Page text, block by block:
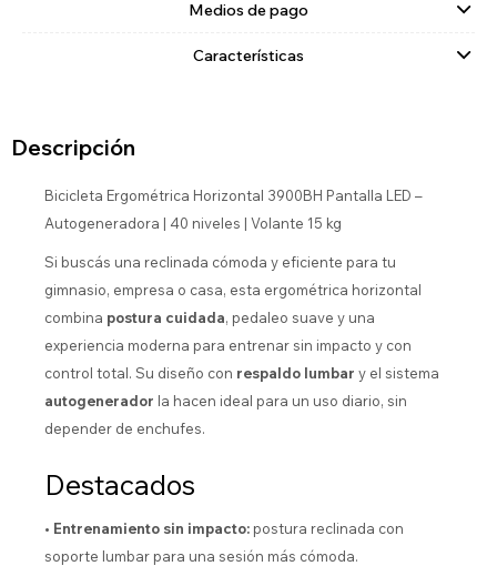
Medios de pago
Características
Descripción
Bicicleta Ergométrica Horizontal 3900BH Pantalla LED –
Autogeneradora | 40 niveles | Volante 15 kg
Si buscás una reclinada cómoda y eficiente para tu
gimnasio, empresa o casa, esta ergométrica horizontal
combina postura cuidada, pedaleo suave y una
experiencia moderna para entrenar sin impacto y con
control total. Su diseño con respaldo lumbar y el sistema
autogenerador la hacen ideal para un uso diario, sin
depender de enchufes.
Destacados
• Entrenamiento sin impacto: postura reclinada con
soporte lumbar para una sesión más cómoda.